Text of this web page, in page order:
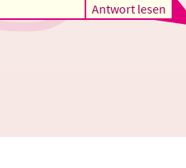
Antwort lesen